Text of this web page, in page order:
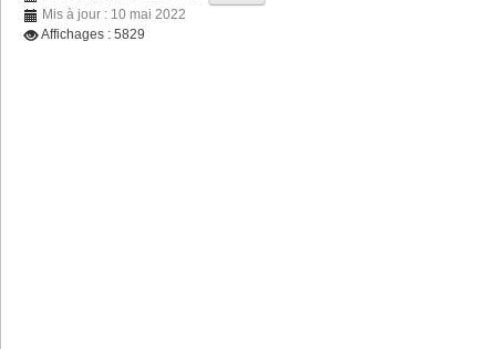
Mis à jour : 10 mai 2022
Affichages : 5829